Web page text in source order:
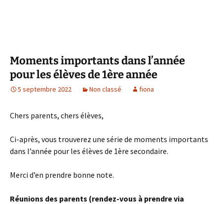
Moments importants dans l’année
pour les élèves de 1ère année
5 septembre 2022 Non classé fiona
Chers parents, chers élèves,
Ci-après, vous trouverez une série de moments importants
dans l’année pour les élèves de 1ère secondaire.
Merci d’en prendre bonne note.
Réunions des parents (rendez-vous à prendre via